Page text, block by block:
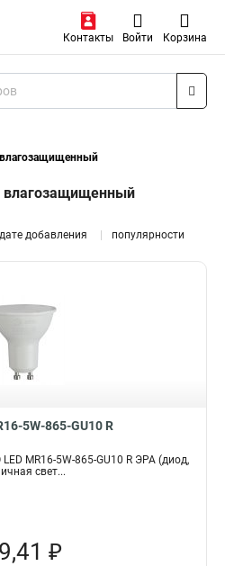
Контакты Войти Корзина
влагозащищенный
дате добавления популярности
5W-865-GU10 R
MR16-5W-865-GU10 R ЭРА (диод,
свет...
₽